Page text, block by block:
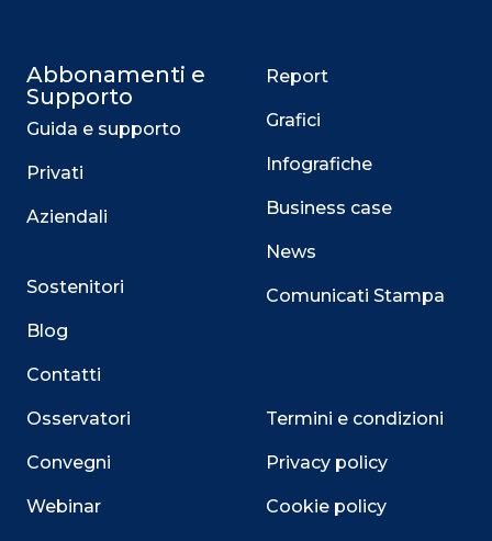
Abbonamenti e
Supporto
Guida e supporto
Privati
Aziendali
Sostenitori
Blog
Contatti
Osservatori
Convegni
Webinar
Report
Grafici
Infografiche
Business case
News
Comunicati Stampa
Termini e condizioni
Privacy policy
Cookie policy